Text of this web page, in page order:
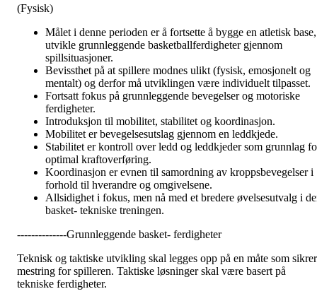
(Fysisk)
Målet i denne perioden er å fortsette å bygge en atletisk base,
utvikle grunnleggende basketballferdigheter gjennom
spillsituasjoner.
Bevissthet på at spillere modnes ulikt (fysisk, emosjonelt og
mentalt) og derfor må utviklingen være individuelt tilpasset.
Fortsatt fokus på grunnleggende bevegelser og motoriske
ferdigheter.
Introduksjon til mobilitet, stabilitet og koordinasjon.
Mobilitet er bevegelsesutslag gjennom en leddkjede.
Stabilitet er kontroll over ledd og leddkjeder som grunnlag
optimal kraftoverføring.
Koordinasjon er evnen til samordning av kroppsbevegelser i
forhold til hverandre og omgivelsene.
Allsidighet i fokus, men nå med et bredere øvelsesutvalg i
basket- tekniske treningen.
--------------Grunnleggende basket- ferdigheter
Teknisk og taktiske utvikling skal legges opp på en måte som sikrer
mestring for spilleren. Taktiske løsninger skal være basert på
tekniske ferdigheter.